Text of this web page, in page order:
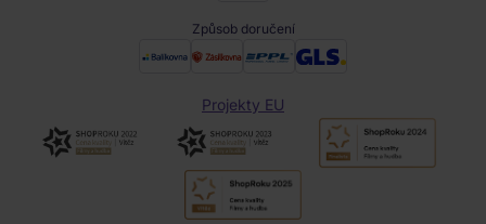
Způsob doručení
Projekty EU